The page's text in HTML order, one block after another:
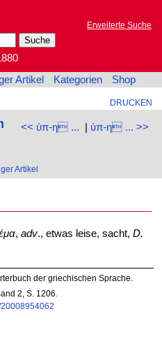
Erweiterte Suche
Artikel Kategorien Shop
DRUCKEN
<< ὑπ-η ... | ὑπ-η ... >>
Artikel
, adv., etwas leise, sacht, D.
der griechischen Sprache.
2, S. 1206.